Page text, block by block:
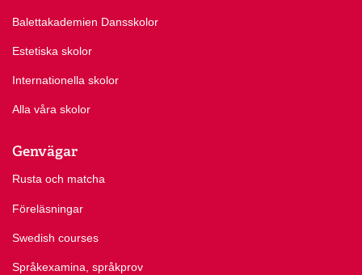
Balettakademien Dansskolor
Estetiska skolor
Internationella skolor
Alla våra skolor
Genvägar
Rusta och matcha
Föreläsningar
Swedish courses
Språkexamina, språkprov